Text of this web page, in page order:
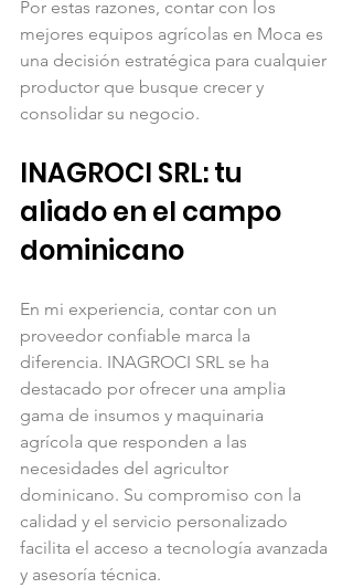
Por estas razones, contar con los
mejores equipos agrícolas en Moca es
una decisión estratégica para cualquier
productor que busque crecer y
consolidar su negocio.
INAGROCI SRL: tu
aliado en el campo
dominicano
En mi experiencia, contar con un
proveedor confiable marca la
diferencia. INAGROCI SRL se ha
destacado por ofrecer una amplia
gama de insumos y maquinaria
agrícola que responden a las
necesidades del agricultor
dominicano. Su compromiso con la
calidad y el servicio personalizado
facilita el acceso a tecnología avanzada
y asesoría técnica.